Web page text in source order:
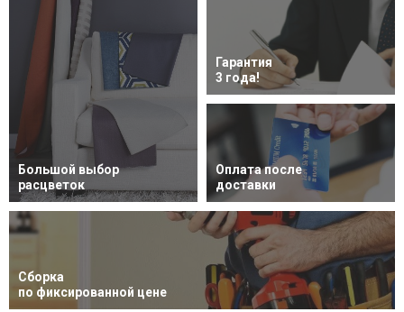
Большой выбор
расцветок
Гарантия
3 года!
Оплата после
доставки
Сборка
по фиксированной цене